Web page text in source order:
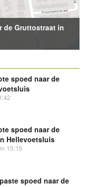
de Gruttostraat in
spoed naar de
spoed naar de
Hellevoetsluis
15:15
spoed naar de